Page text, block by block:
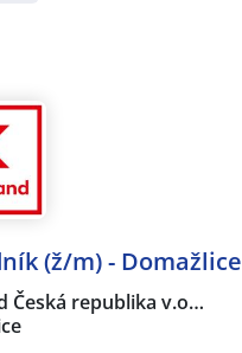
(ž/m) - Domažlice
Česká republika v.o…